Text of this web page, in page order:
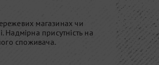
магазинах чи
Надмірна присутність на
споживача.